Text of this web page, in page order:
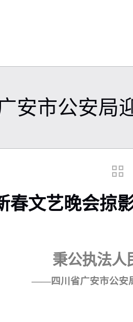
安市公安局
春文艺晚会掠
秉公执法人
——四川省广安市公安